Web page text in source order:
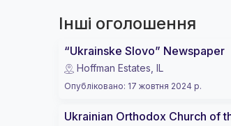
Інші оголошення
“Ukrainske Slovo” Newspaper
Hoffman Estates, IL
Опубліковано: 17 жовтня 2024 р.